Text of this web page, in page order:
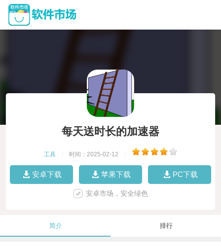
每天送时长的加速器
工具 时间：2025-02-12
安卓下载 苹果下载 PC下载
安卓市场，安全绿色
简介 排行